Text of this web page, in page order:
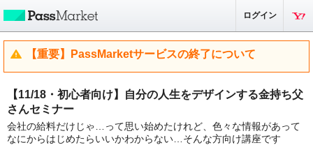
ログイン
【重要】PassMarketサービスの終了について
【11/18・初心者向け】自分の人生をデザインする金持ち父
さんセミナー
会社の給料だけじゃ…って思い始めたけれど、色々な情報があって
なにからはじめたらいいかわからない…そんな方向け講座です